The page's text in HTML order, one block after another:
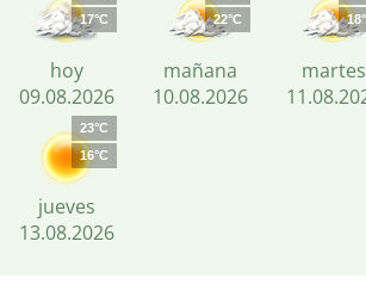
17°C
hoy
09.08.2026
22°C
mañana
10.08.2026
martes
23°C
16°C
jueves
13.08.2026